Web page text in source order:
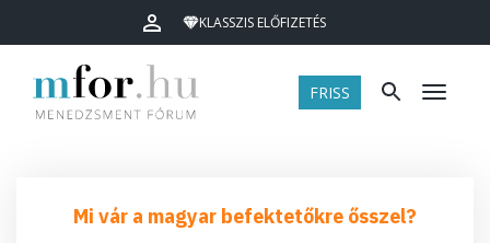
KLASSZIS ELŐFIZETÉS
FRISS Menü
Mi vár a magyar befektetőkre ősszel?